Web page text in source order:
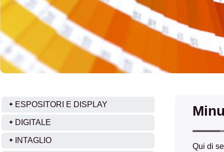
ESPOSITORI E DISPLAY
DIGITALE
INTAGLIO
Qui di